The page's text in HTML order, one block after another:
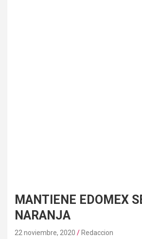
MANTIENE EDOMEX
NARANJA
22 noviembre, 2020 Redaccion